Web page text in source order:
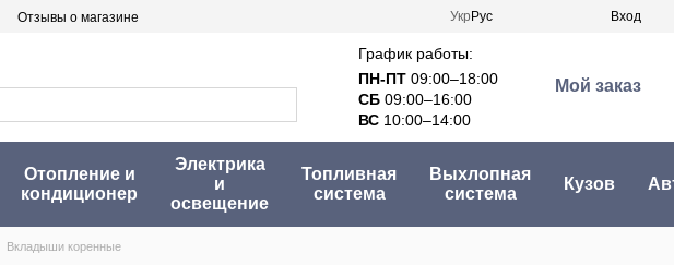
Отзывы о магазине Укр Рус Вход
График работы:
ПН-ПТ 09:00–18:00
СБ 09:00–16:00
ВС 10:00–14:00
Мой заказ
Отопление и
кондиционер
Электрика
и
освещение
Топливная
система
Выхлопная
система
Кузов
Вкладыши коренные